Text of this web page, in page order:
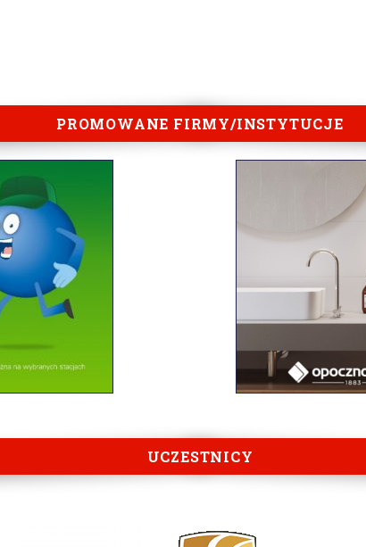
PROMOWANE FIRMY/INSTYTUCJE
UCZESTNICY